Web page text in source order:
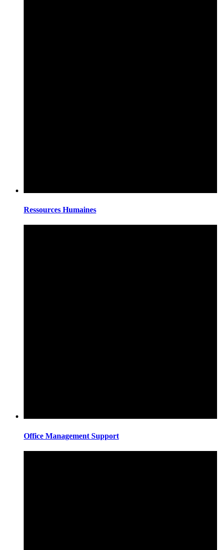
Ressources Humaines
Office Management Support